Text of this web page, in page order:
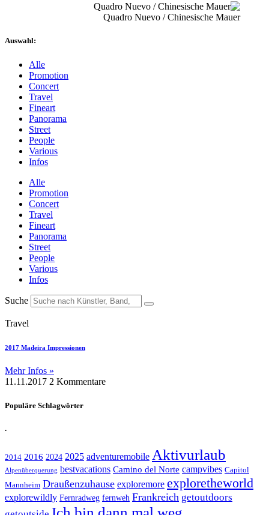
Quadro Nuevo / Chinesische Mauer
Auswahl:
Alle
Promotion
Concert
Travel
Fineart
Panorama
Street
People
Various
Infos
Alle
Promotion
Concert
Travel
Fineart
Panorama
Street
People
Various
Infos
Suche
Travel
2017 Madeira Impressionen
Mehr Infos »
11.11.2017 2 Kommentare
Populäre Schlagwörter
.
2014 2016 2024 2025 adventuremobile Aktivurlaub
Alpenüberquerung bestvacations Camino del Norte campvibes Capitol
Mannheim Draußenzuhause exploremore exploretheworld
explorewildly Fernradweg fernweh Frankreich getoutdoors